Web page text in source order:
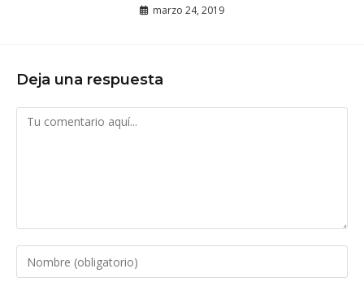
marzo 24, 2019
Deja una respuesta
Comentario
Introduce
tu